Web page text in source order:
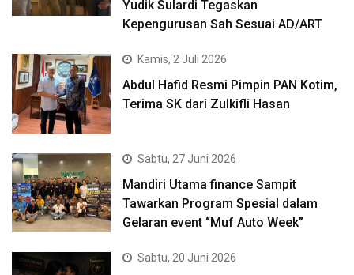
Yudik Sulardi Tegaskan
Kepengurusan Sah Sesuai AD/ART
Kamis, 2 Juli 2026
Abdul Hafid Resmi Pimpin PAN Kotim,
Terima SK dari Zulkifli Hasan
Sabtu, 27 Juni 2026
Mandiri Utama finance Sampit
Tawarkan Program Spesial dalam
Gelaran event “Muf Auto Week”
Sabtu, 20 Juni 2026